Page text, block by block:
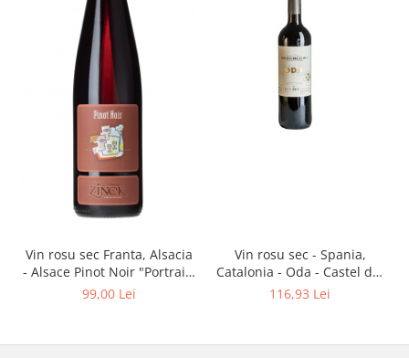
Vin rosu sec Franta, Alsacia
- Alsace Pinot Noir "Portrait"
750 ml Philippe Zinck -
99,00 Lei
Vin rosu sec - Spania,
Catalonia - Oda - Castel del
Remei
116,93 Lei